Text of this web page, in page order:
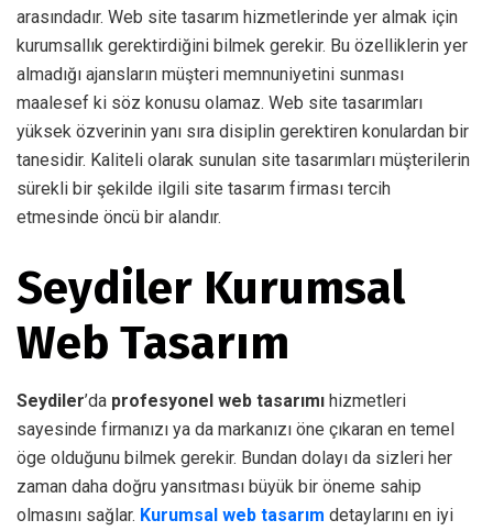
arasındadır. Web site tasarım hizmetlerinde yer almak için
kurumsallık gerektirdiğini bilmek gerekir. Bu özelliklerin yer
almadığı ajansların müşteri memnuniyetini sunması
maalesef ki söz konusu olamaz. Web site tasarımları
yüksek özverinin yanı sıra disiplin gerektiren konulardan bir
tanesidir. Kaliteli olarak sunulan site tasarımları müşterilerin
sürekli bir şekilde ilgili site tasarım firması tercih
etmesinde öncü bir alandır.
Seydiler Kurumsal
Web Tasarım
Seydiler’da profesyonel web tasarımı hizmetleri
sayesinde firmanızı ya da markanızı öne çıkaran en temel
öge olduğunu bilmek gerekir. Bundan dolayı da sizleri her
zaman daha doğru yansıtması büyük bir öneme sahip
olmasını sağlar. Kurumsal web tasarım detaylarını en iyi